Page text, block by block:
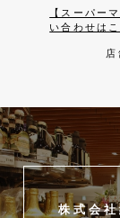
【スーパー
い合わせは
店
株式会